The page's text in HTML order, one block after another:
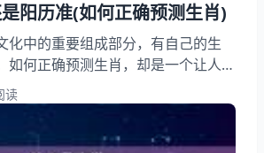
阳历准(如何正确预测生肖)
化中的重要组成部分，有自己的生
如何正确预测生肖，却是一个让人困
要算阴历，有人说要算阳历，到底哪
呢？本文将为大家详细解答这个问
肖？ 生肖，又称属相，是中国传统
读